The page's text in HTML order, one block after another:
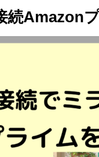
続Amazon